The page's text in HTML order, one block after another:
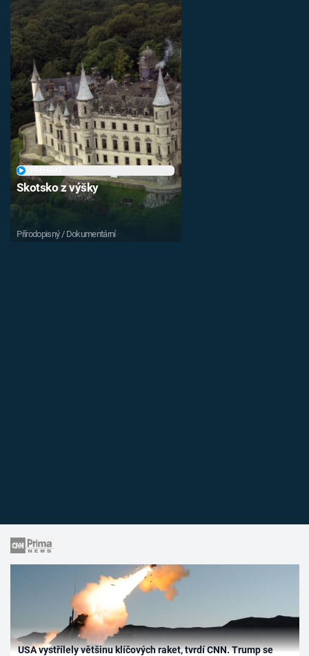
Skotsko z výšky
Přírodopisný / Dokumentární
USA vystřílely většinu klíčových raket, tvrdí CNN. Trump se